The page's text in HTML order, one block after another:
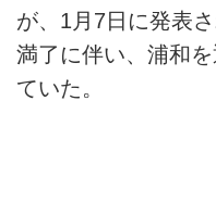
が、1月7日に発表
満了に伴い、浦和
ていた。